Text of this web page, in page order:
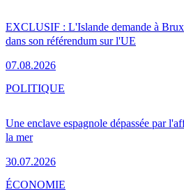
EXCLUSIF : L'Islande demande à
dans son référendum sur l'UE
07.08.2026
Une enclave espagnole dépassée par
la mer
30.07.2026
POLITIQUE
ÉCONOMIE